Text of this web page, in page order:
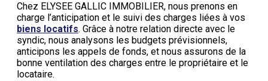
Chez ELYSEE GALLIC IMMOBILIER, nous prenons en
charge l’anticipation et le suivi des charges liées à vos
biens locatifs. Grâce à notre relation directe avec le
syndic, nous analysons les budgets prévisionnels,
anticipons les appels de fonds, et nous assurons de la
bonne ventilation des charges entre le propriétaire et le
locataire.